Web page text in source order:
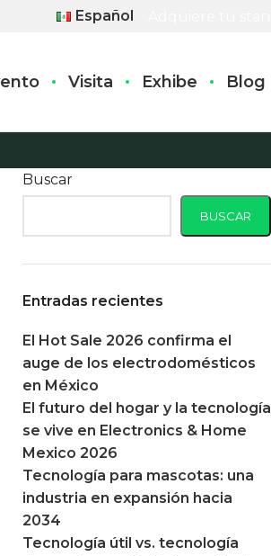
Español
Visita Exhibe Blog
Buscar
BUSCAR
Entradas recientes
El Hot Sale 2026 confirma el
auge de los electrodomésticos
en México
El futuro del hogar y la tecnología
se vive en Electronics & Home
Mexico 2026
Tecnología para mascotas: una
industria en expansión hacia
2034
Tecnología útil vs. tecnología